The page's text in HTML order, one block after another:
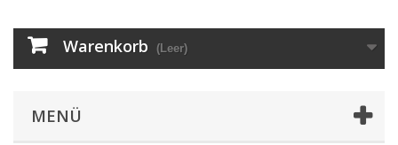
Warenkorb (Leer)
MENÜ